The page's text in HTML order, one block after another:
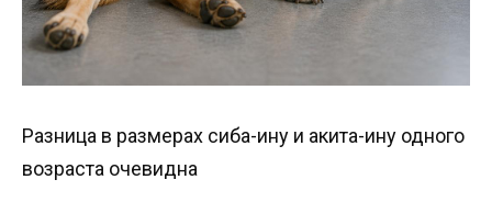
Разница в размерах сиба-ину и акита-ину одного
возраста очевидна